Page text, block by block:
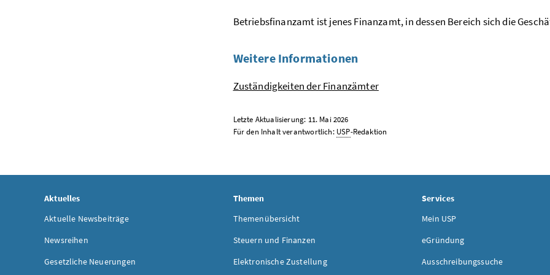
Betriebsfinanzamt ist jenes Finanzamt, in dessen Bereich sich die
Weitere Informationen
Zuständigkeiten der Finanzämter
Letzte Aktualisierung: 11. Mai 2026
Für den Inhalt verantwortlich: USP-Redaktion
Aktuelles
Aktuelle Newsbeiträge
Newsreihen
Gesetzliche Neuerungen
Themen
Themenübersicht
Steuern und Finanzen
Elektronische Zustellung
Services
Mein USP
eGründung
Ausschreibungssuche